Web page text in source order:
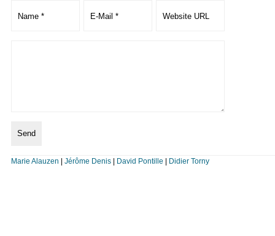
Marie Alauzen Jérôme Denis| David Pontille Didier Torny